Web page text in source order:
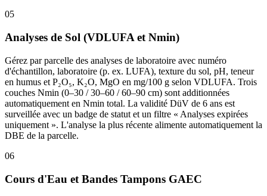
05
Analyses de Sol (VDLUFA et Nmin)
Gérez par parcelle des analyses de laboratoire avec numéro
d'échantillon, laboratoire (p. ex. LUFA), texture du sol, pH, teneur
en humus et P₂O₅, K₂O, MgO en mg/100 g selon VDLUFA. Trois
couches Nmin (0–30 / 30–60 / 60–90 cm) sont additionnées
automatiquement en Nmin total. La validité DüV de 6 ans est
surveillée avec un badge de statut et un filtre « Analyses expirées
uniquement ». L'analyse la plus récente alimente automatiquement la
DBE de la parcelle.
06
Cours d'Eau et Bandes Tampons GAEC